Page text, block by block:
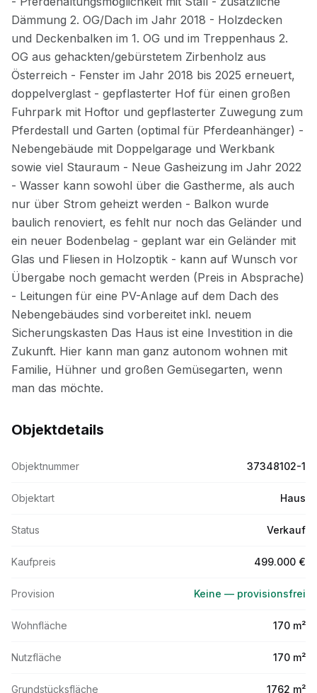
Objektdetails
Objektnummer 37348102-1
Objektart Haus
Status Verkauf
Kaufpreis 499.000 €
Provision Keine — provisionsfrei
Wohnfläche 170 m²
Nutzfläche 170 m²
Grundstücksfläche 1762 m²